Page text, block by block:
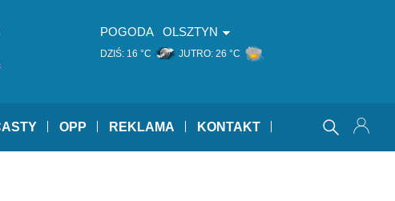
POGODA OLSZTYN
DZIŚ: 16 °C JUTRO: 26 °C
OPP REKLAMA KONTAKT